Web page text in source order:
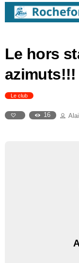
Le hors
azimuts!!!
Le club
16